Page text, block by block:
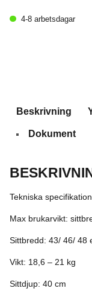
4-8 arbetsdagar
Beskrivning
Dokument
Tekniska
Max brukarvikt:
Sittbredd: 43/ 46/ 48
Vikt: 18,6 – 21 kg
Sittdjup: 40 cm